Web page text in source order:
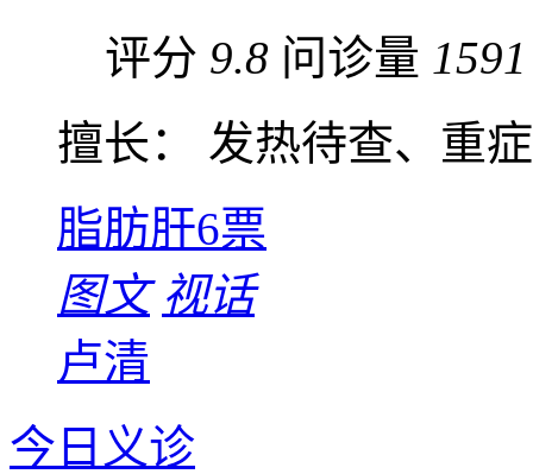
评分 9.8 问诊量 1591
擅长： 发热待查、重
脂肪肝6票
图文 视话
卢清
今日义诊